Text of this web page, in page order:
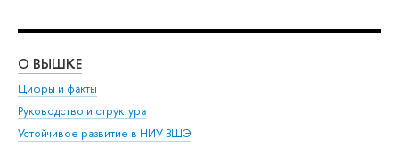
О ВЫШКЕ
Цифры и факты
Руководство и структура
Устойчивое развитие в НИУ ВШЭ